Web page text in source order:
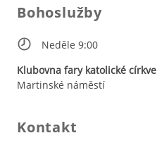
Bohoslužby
Neděle 9:00
Klubovna fary katolické církve
Martinské náměstí
Kontakt